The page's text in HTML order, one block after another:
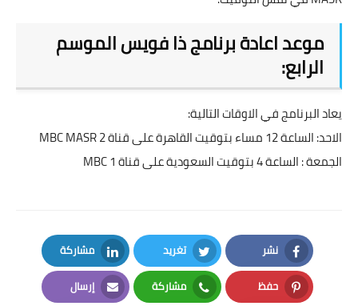
موعد اعادة برنامج ذا فويس الموسم
الرابع:
يعاد البرنامج في الاوقات التالية:
الاحد: الساعة 12 مساء بتوقيت القاهرة على قناة MBC MASR 2
الجمعة : الساعة 4 بتوقيت السعودية على قناة MBC 1
نشر
Facebook
تغريد
Twitter
مشاركة
LinkedIn
حفظ مشاركة إرسال